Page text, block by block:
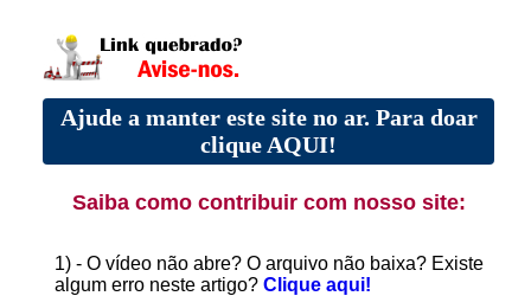
Ajude a manter este site no ar. Para doar
clique AQUI!
Saiba como contribuir com nosso site:
1) - O vídeo não abre? O arquivo não baixa? Existe
algum erro neste artigo? Clique aqui!